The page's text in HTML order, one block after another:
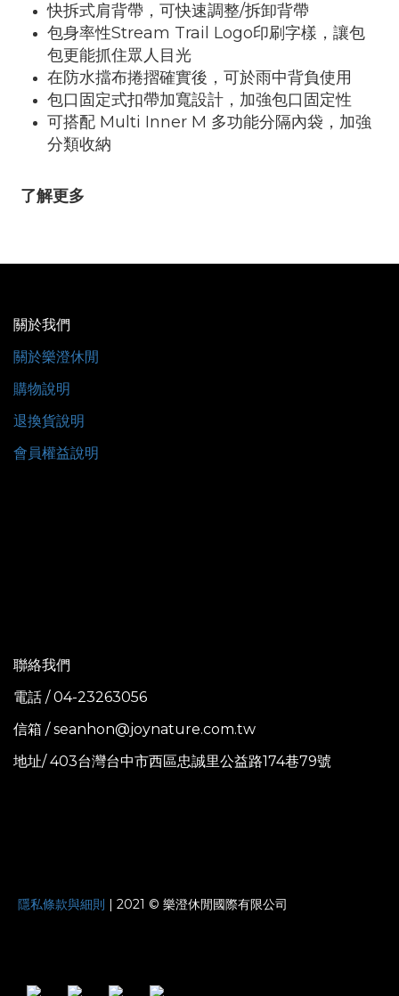
快拆式肩背帶，可快速調整/拆卸背帶
包身率性Stream Trail Logo印刷字樣，讓包
包更能抓住眾人目光
在防水擋布捲摺確實後，可於雨中背負使用
包口固定式扣帶加寬設計，加強包口固定性
可搭配 Multi Inner M 多功能分隔內袋，加強
分類收納
了解更多
關於我們
關於樂澄休閒
購物說明
退換貨說明
會員權益說明
聯絡我們
電話 / 04-23263056
信箱 / seanhon@joynature.com.tw
地址/ 403台灣台中市西區忠誠里公益路174巷79號
隱私條款與細則 | 2021 © 樂澄休閒國際有限公司